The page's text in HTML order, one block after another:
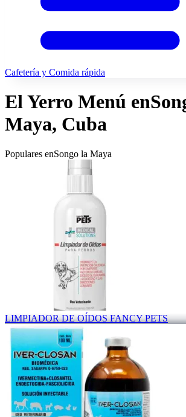
Cafetería y Comida rápida
El Yerro Menú en
Maya, Cuba
Populares enSongo la Maya
LIMPIADOR DE OÍDOS FANCY PETS